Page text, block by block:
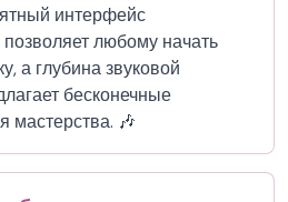
интерфейс
любому начать
а глубина звуковой
бесконечные
мастерства. 🎶